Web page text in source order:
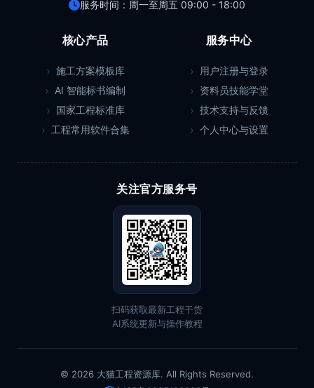
服务时间：周一至周五 09:00 - 18:00
核心产品
施工方案模板库
AI 智能标书编制
国家工程标准库
工程常用软件合集
服务中心
用户注册与登录
资料员技能学堂
技术支持与反馈
个人中心与设置
关注官方服务号
扫码获取最新工程干货
AI系统更新与操作教程
© 2026 大猫工程资源库. All Rights Reserved.